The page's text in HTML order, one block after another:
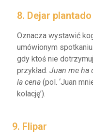
8. Dejar
Oznacza wystawić
umówionym
gdy ktoś nie
przykład. Juan me ha
la cena (pol. ‘Juan
kolację’).
9. Flipar